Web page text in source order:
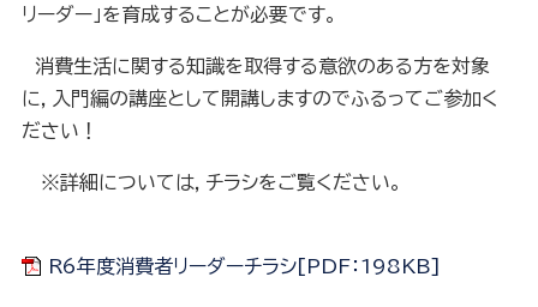
リーダー」を育成することが必要です。
消費生活に関する知識を取得する意欲のある方を対象
に，入門編の講座として開講しますのでふるってご参加く
ださい！
※詳細については，チラシをご覧ください。
R6年度消費者リーダーチラシ[PDF：198KB]